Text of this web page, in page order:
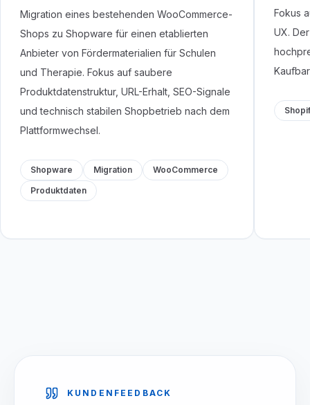
Migration eines bestehenden WooCommerce-
Shops zu Shopware für einen etablierten
Anbieter von Fördermaterialien für Schulen
und Therapie. Fokus auf saubere
Produktdatenstruktur, URL-Erhalt, SEO-Signale
und technisch stabilen Shopbetrieb nach dem
Plattformwechsel.
Shopware Migration
WooCommerce
Produktdaten
Fokus
UX.
KUNDENFEEDBACK